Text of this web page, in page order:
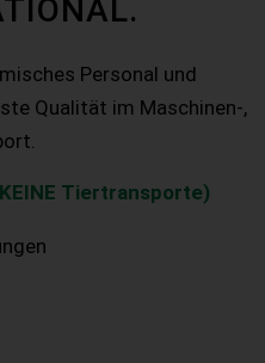
Personal und
Qualität im Maschinen-,
Tiertransporte)